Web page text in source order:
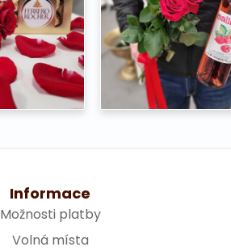
Informace
Možnosti platby
Volná místa